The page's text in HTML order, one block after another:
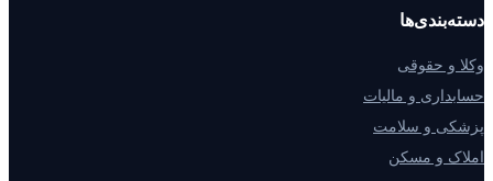
دسته‌بندی‌ها
وکلا و حقوقی
حسابداری و مالیات
پزشکی و سلامت
املاک و مسکن